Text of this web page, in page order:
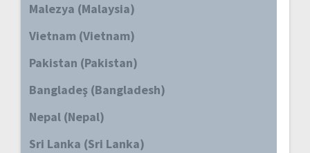
Malezya (Malaysia)
Vietnam (Vietnam)
Pakistan (Pakistan)
Bangladeş (Bangladesh)
Nepal (Nepal)
Sri Lanka (Sri Lanka)